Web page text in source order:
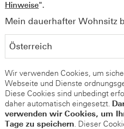
Hinweise".
Mein dauerhafter Wohnsitz
Wir verwenden Cookies, um
Webseite und Dienste
Diese Cookies sind unbedingt
daher automatisch eingesetzt.
verwenden wir Cookies, um
Tage zu speichern. Dieser